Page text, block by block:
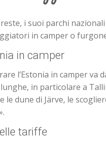
i suoi parchi
in camper o
in camper
l’Estonia in camper
in particolare a
le dune di Järve, le
tariffe